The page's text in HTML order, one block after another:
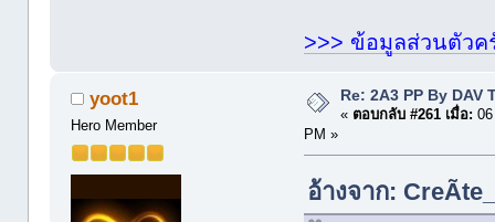
>>> ข้อมูลส่วนตัวค
yoot1
Hero Member
Re: 2A3 PP By DAV
« ตอบกลับ #261 เมื่อ:
PM »
อ้างจาก: